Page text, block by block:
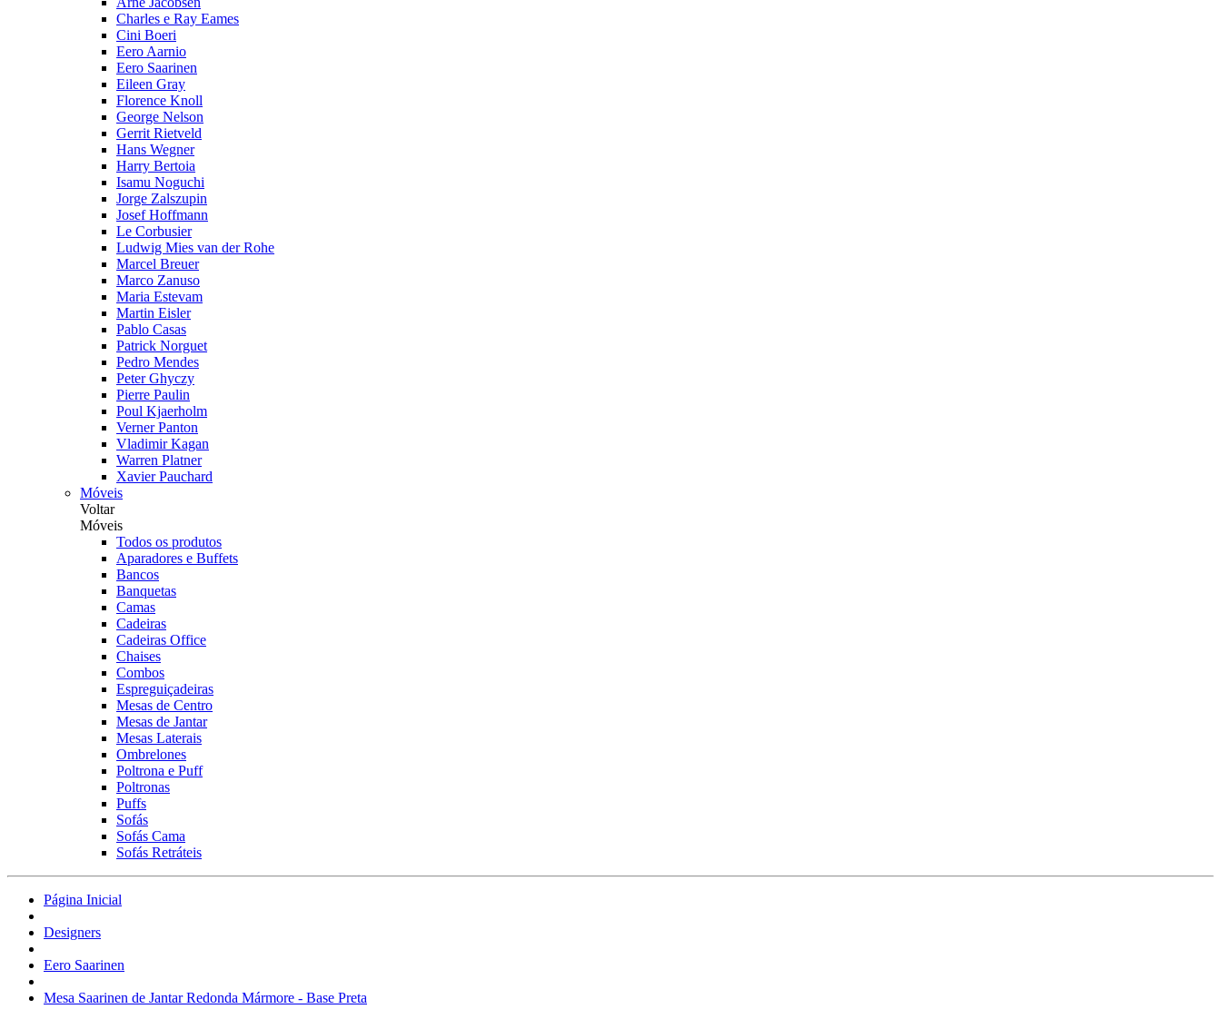
Charles e Ray Eames
Cini Boeri
Eero Aarnio
Eero Saarinen
Eileen Gray
Florence Knoll
George Nelson
Gerrit Rietveld
Hans Wegner
Harry Bertoia
Isamu Noguchi
Jorge Zalszupin
Josef Hoffmann
Le Corbusier
Ludwig Mies van der Rohe
Marcel Breuer
Marco Zanuso
Maria Estevam
Martin Eisler
Pablo Casas
Patrick Norguet
Pedro Mendes
Peter Ghyczy
Pierre Paulin
Poul Kjaerholm
Verner Panton
Vladimir Kagan
Warren Platner
Xavier Pauchard
Móveis
Voltar
Móveis
Todos os produtos
Aparadores e Buffets
Bancos
Banquetas
Camas
Cadeiras
Cadeiras Office
Chaises
Combos
Espreguiçadeiras
Mesas de Centro
Mesas de Jantar
Mesas Laterais
Ombrelones
Poltrona e Puff
Poltronas
Puffs
Sofás
Sofás Cama
Sofás Retráteis
Página Inicial
Designers
Eero Saarinen
Mesa Saarinen de Jantar Redonda Mármore - Base Preta